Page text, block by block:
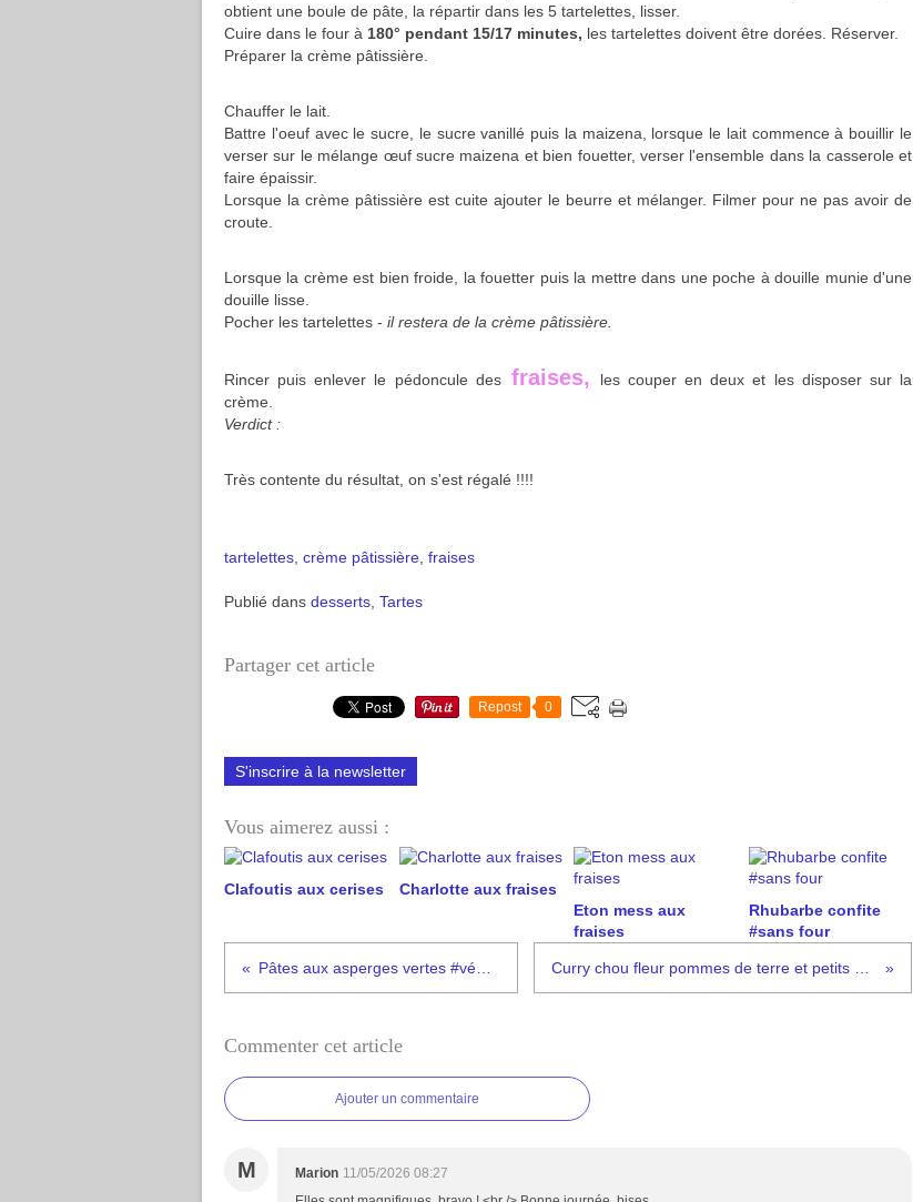
obtient une boule de pâte, la répartir dans les 5 tartelettes, lisser.
Cuire dans le four à 180° pendant 15/17 minutes, les tartelettes doivent être dorées. Réserver.
Préparer la crème pâtissière.
Chauffer le lait.
Battre l'oeuf avec le sucre, le sucre vanillé puis la maizena, lorsque le lait commence à bouillir le
verser sur le mélange œuf sucre maizena et bien fouetter, verser l'ensemble dans la casserole et
faire épaissir.
Lorsque la crème pâtissière est cuite ajouter le beurre et mélanger. Filmer pour ne pas avoir de
croute.
Lorsque la crème est bien froide, la fouetter puis la mettre dans une poche à douille munie d'une
douille lisse.
Pocher les tartelettes - il restera de la crème pâtissière.
Rincer puis enlever le pédoncule desfraises,
les couper en deux et les disposer sur la
crème.
Verdict :
Très contente du résultat, on s'est régalé !!!!
tartelettes crème pâtissière fraises
Publié dans desserts Tartes
Partager cet article
Repost 0
S'inscrire à la newsletter
Vous aimerez aussi :
Clafoutis aux cerises
Charlotte aux fraises
Eton mess aux
fraises
Rhubarbe confite
#sans four
Commenter cet article
Ajouter un commentaire
M Marion 11/05/2026 08:27